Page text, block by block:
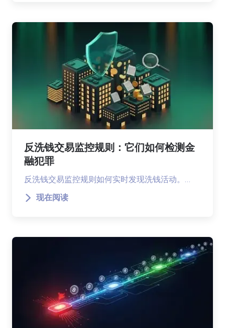
反洗钱交易监控规则：它们如何检测金
融犯罪
反洗钱交易监控规则如何实时发现洗钱活动。…
现在阅读